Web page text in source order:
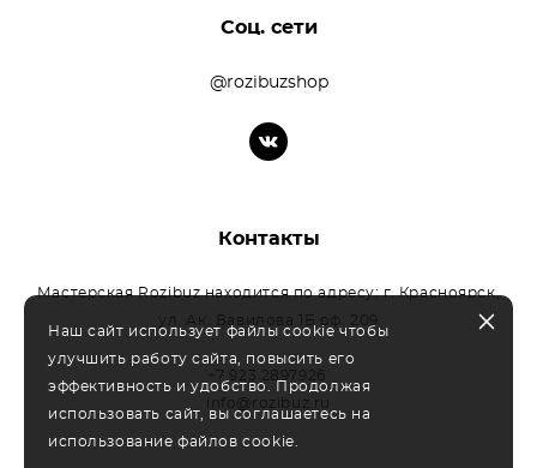
Соц. сети
@rozibuzshop
Контакты
Мастерская Rozibuz находится по адресу: г. Красноярск,
ул. Ак. Вавилова 1Б оф. 209
+7 923 2897926
info@rozibuz.ru
Наш сайт использует файлы cookie чтобы
улучшить работу сайта, повысить его
эффективность и удобство. Продолжая
использовать сайт, вы соглашаетесь на
использование файлов cookie.